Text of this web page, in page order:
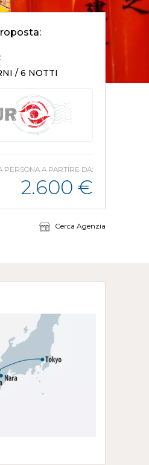
/ 6 NOTTI
PERSONA A PARTIRE DA:
2.600 €
Cerca Agenzia